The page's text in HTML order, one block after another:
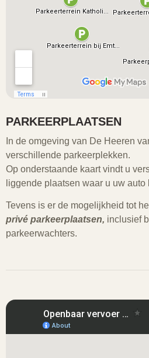
PARKEERPLAATSEN
In de omgeving van De Heeren
verschillende parkeerplekken.
Op onderstaande kaart vindt u
liggende plaatsen waar u uw auto
Tevens is er de mogelijkheid tot
privé parkeerplaatsen, inclusief
parkeerwachters.